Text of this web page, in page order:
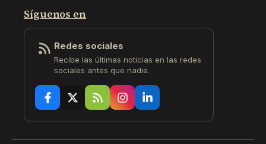
Síguenos en
Redes sociales
Recibe las últimas noticias en las redes
sociales antes que nadie.